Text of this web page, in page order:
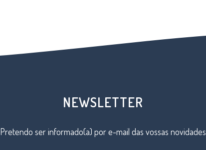
NEWSLETTER
Pretendo ser informado(a) por e-mail das vossas novidades